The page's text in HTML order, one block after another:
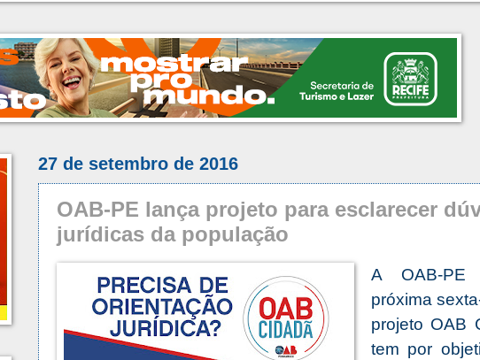
27 de setembro de 2016
OAB-PE lança projeto para esclarecer
jurídicas da população
A OAB-
próxima
projeto OAB
tem por